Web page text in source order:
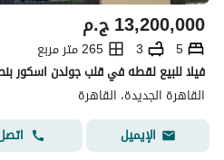
ج.م13,200,000
5
3
265 متر مربع
القاهرة الجديدة، القاهرة
الإيميل